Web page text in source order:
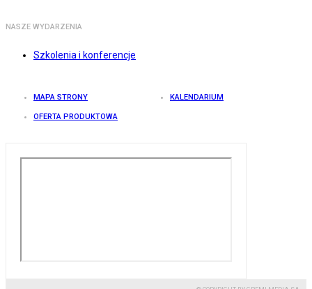
NASZE WYDARZENIA
Szkolenia i konferencje
MAPA STRONY KALENDARIUM
OFERTA PRODUKTOWA